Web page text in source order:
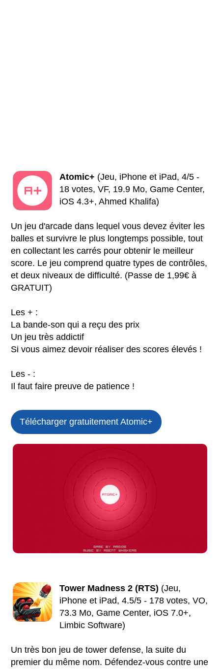
Atomic+ (Jeu, iPhone et iPad, 4/5 -
18 votes, VF, 19.9 Mo, Game Center,
iOS 4.3+, Ahmed Khalifa)
Un jeu d'arcade dans lequel vous devez éviter les
balles et survivre le plus longtemps possible, tout
en collectant les carrés pour obtenir le meilleur
score. Le jeu comprend quatre types de contrôles,
et deux niveaux de difficulté. (Passe de 1,99€ à
GRATUIT)
Les + :
La bande-son qui a reçu des prix
Un jeu très addictif
Si vous aimez devoir réaliser des scores élevés !
Les - :
Il faut faire preuve de patience !
Télécharger gratuitement Atomic+
Tower Madness 2 (RTS) (Jeu,
iPhone et iPad, 4.5/5 - 178 votes, VO,
73.3 Mo, Game Center, iOS 7.0+,
Limbic Software)
Un très bon jeu de tower defense, la suite du
premier du même nom. Défendez-vous contre une